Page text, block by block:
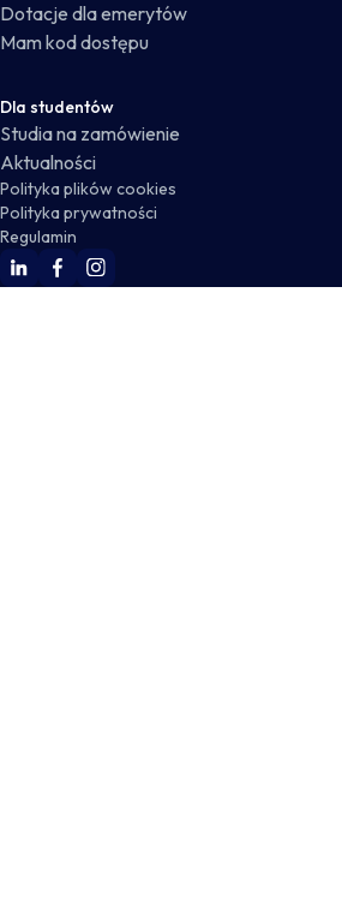
Dotacje dla emerytów
Mam kod dostępu
Dla studentów
Studia na zamówienie
Aktualności
Polityka plików cookies
Polityka prywatności
Regulamin
WSKZ Linkedin
WSKZ Facebook
WSKZ Instagram